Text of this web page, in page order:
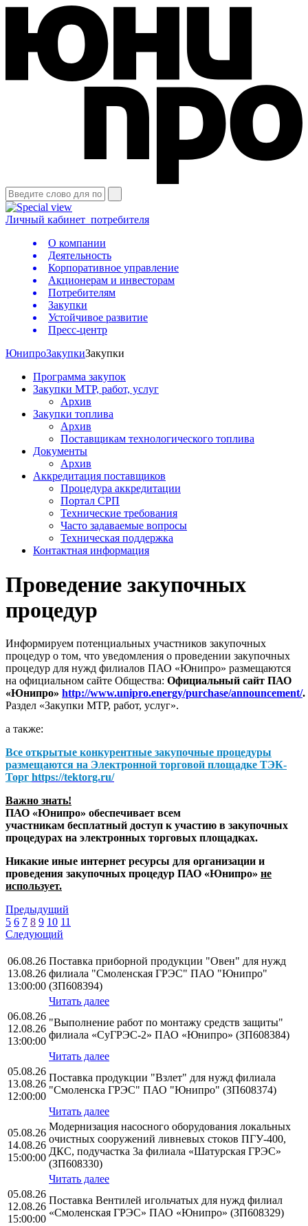
Личный кабинет потребителя
О компании
Деятельность
Корпоративное управление
Акционерам и инвесторам
Потребителям
Закупки
Устойчивое развитие
Пресс-центр
ЮнипроЗакупкиЗакупки
Программа закупок
Закупки МТР, работ, услуг
Архив
Закупки топлива
Архив
Поставщикам технологического топлива
Документы
Архив
Аккредитация поставщиков
Процедура аккредитации
Портал СРП
Технические требования
Часто задаваемые вопросы
Техническая поддержка
Контактная информация
Проведение закупочных
процедур
Информируем потенциальных участников закупочных
процедур о том, что уведомления о проведении закупочных
процедур для нужд филиалов ПАО «Юнипро» размещаются
на официальном сайте Общества: Официальный сайт ПАО
«Юнипро» http://www.unipro.energy/purchase/announcement/.
Раздел «Закупки МТР, работ, услуг».
а также:
Все открытые конкурентные закупочные процедуры
размещаются на Электронной торговой площадке ТЭК-
Торг https://tektorg.ru/
Важно знать!
ПАО «Юнипро» обеспечивает всем
участникам бесплатный доступ к участию в закупочных
процедурах на электронных торговых площадках.
Никакие иные интернет ресурсы для организации и
проведения закупочных процедур ПАО «Юнипро» не
использует.
Предыдущий
5 6 7 8 9 10 11
Следующий
06.08.26
13.08.26
13:00:00
Поставка приборной продукции "Овен" для нужд
филиала "Смоленская ГРЭС" ПАО "Юнипро"
(ЗП608394)
Читать далее
06.08.26
12.08.26
13:00:00
"Выполнение работ по монтажу средств защиты"
филиала «СуГРЭС-2» ПАО «Юнипро» (ЗП608384)
Читать далее
05.08.26
13.08.26
12:00:00
Поставка продукции "Взлет" для нужд филиала
"Смоленска ГРЭС" ПАО "Юнипро" (ЗП608374)
Читать далее
05.08.26
14.08.26
15:00:00
Модернизация насосного оборудования локальных
очистных сооружений ливневых стоков ПГУ-400,
ДКС, подучастка 3а филиала «Шатурская ГРЭС»
(ЗП608330)
Читать далее
05.08.26
12.08.26
15:00:00
Поставка Вентилей игольчатых для нужд филиал
«Смоленская ГРЭС» ПАО «Юнипро» (ЗП608329)